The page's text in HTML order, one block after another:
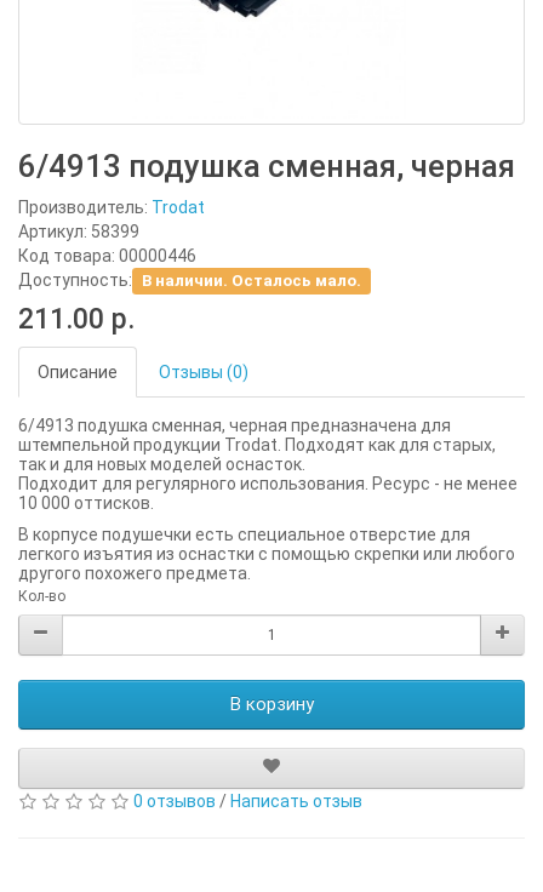
6/4913 подушка сменная, черная
Производитель: Trodat
Артикул: 58399
Код товара: 00000446
Доступность:
В наличии. Осталось мало.
211.00 р.
Описание Отзывы (0)
6/4913 подушка сменная, черная предназначена для
штемпельной продукции Trodat. Подходят как для старых,
так и для новых моделей оснасток.
Подходит для регулярного использования. Ресурс - не менее
10 000 оттисков.
В корпусе подушечки есть специальное отверстие для
легкого изъятия из оснастки с помощью скрепки или любого
другого похожего предмета.
Кол-во
В корзину
0 отзывов / Написать отзыв